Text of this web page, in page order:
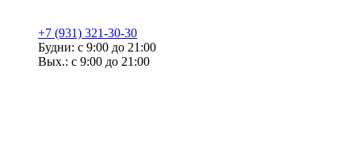
+7 (931) 321-30-30
Будни: с 9:00 до 21:00
Вых.: с 9:00 до 21:00